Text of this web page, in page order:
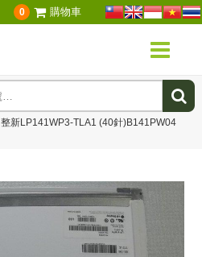
0 購物車
整新LP141WP3-TLA1 (40針)B141PW04